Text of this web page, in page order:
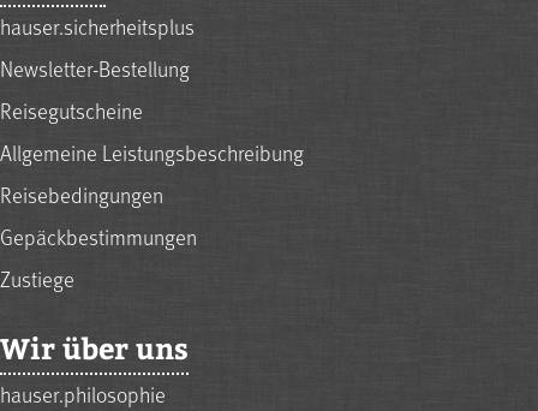
hauser.sicherheitsplus
Newsletter-Bestellung
Reisegutscheine
Allgemeine Leistungsbeschreibung
Reisebedingungen
Gepäckbestimmungen
Zustiege
Wir über uns
hauser.philosophie